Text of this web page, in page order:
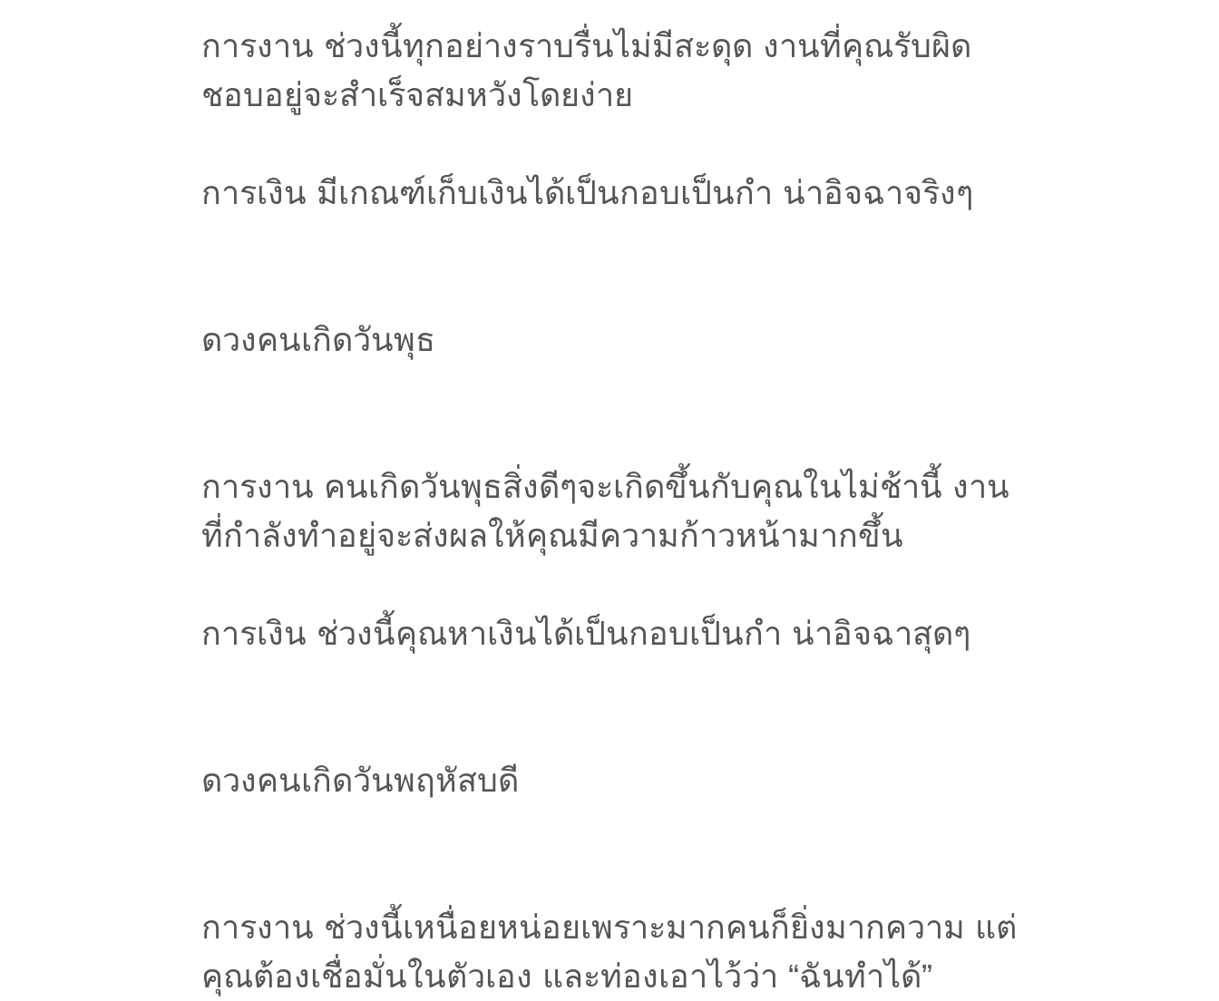
การงาน ช่วงนี้ทุกอย่างราบรื่นไม่มีสะดุด งานที่คุณรับผิด
ชอบอยู่จะสำเร็จสมหวังโดยง่าย
การเงิน มีเกณฑ์เก็บเงินได้เป็นกอบเป็นกำ น่าอิจฉาจริงๆ
ดวงคนเกิดวันพุธ
การงาน คนเกิดวันพุธสิ่งดีๆจะเกิดขึ้นกับคุณในไม่ช้านี้ งาน
ที่กำลังทำอยู่จะส่งผลให้คุณมีความก้าวหน้ามากขึ้น
การเงิน ช่วงนี้คุณหาเงินได้เป็นกอบเป็นกำ น่าอิจฉาสุดๆ
ดวงคนเกิดวันพฤหัสบดี
การงาน ช่วงนี้เหนื่อยหน่อยเพราะมากคนก็ยิ่งมากความ แต่
คุณต้องเชื่อมั่นในตัวเอง และท่องเอาไว้ว่า “ฉันทำได้”